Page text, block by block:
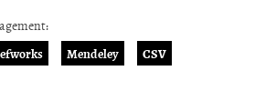
Mendeley CSV